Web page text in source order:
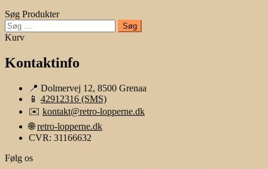
Søg Produkter
Søg
efter:
Kurv
Kontaktinfo
📍 Dolmervej 12, 8500 Grenaa
📱 42912316 (SMS)
✉️ kontakt@retro-lopperne.dk
🌐retro-lopperne.dk
CVR: 31166632
Følg os